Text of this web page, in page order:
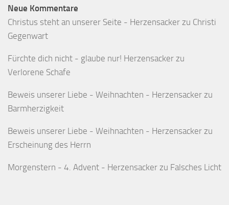
Neue Kommentare
Christus steht an unserer Seite - Herzensacker zu Christi
Gegenwart
Fürchte dich nicht - glaube nur! Herzensacker zu
Verlorene Schafe
Beweis unserer Liebe - Weihnachten - Herzensacker zu
Barmherzigkeit
Beweis unserer Liebe - Weihnachten - Herzensacker zu
Erscheinung des Herrn
Morgenstern - 4. Advent - Herzensacker zu Falsches Licht